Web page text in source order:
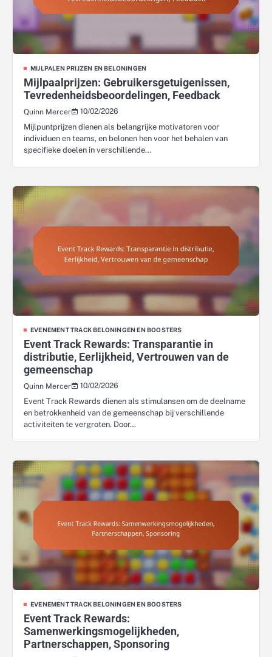
MIJLPALEN PRIJZEN EN BELONINGEN
Mijlpaalprijzen: Gebruikersgetuigenissen,
Tevredenheidsbeoordelingen, Feedback
Quinn Mercer
10/02/2026
Mijlpuntprijzen dienen als belangrijke motivatoren voor
individuen en teams, en belonen hen voor het behalen van
specifieke doelen in verschillende…
EVENEMENT TRACK BELONINGEN EN BOOSTERS
Event Track Rewards: Transparantie in
distributie, Eerlijkheid, Vertrouwen van de
gemeenschap
Quinn Mercer
10/02/2026
Event Track Rewards dienen als stimulansen om de deelname
en betrokkenheid van de gemeenschap bij verschillende
activiteiten te vergroten. Door…
EVENEMENT TRACK BELONINGEN EN BOOSTERS
Event Track Rewards:
Samenwerkingsmogelijkheden,
Partnerschappen, Sponsoring